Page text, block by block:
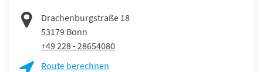
Drachenburgstraße 18
53179 Bonn
+49 228 - 28654080
Route berechnen